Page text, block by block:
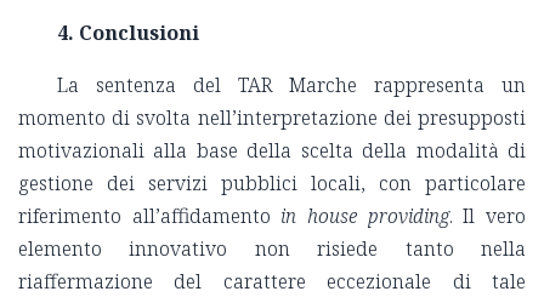
4. Conclusioni
La sentenza del TAR Marche rappresenta un
momento di svolta nell’interpretazione dei presupposti
motivazionali alla base della scelta della modalità di
gestione dei servizi pubblici locali, con particolare
riferimento all’affidamento in house providing. Il vero
elemento innovativo non risiede tanto nella
riaffermazione del carattere eccezionale di tale